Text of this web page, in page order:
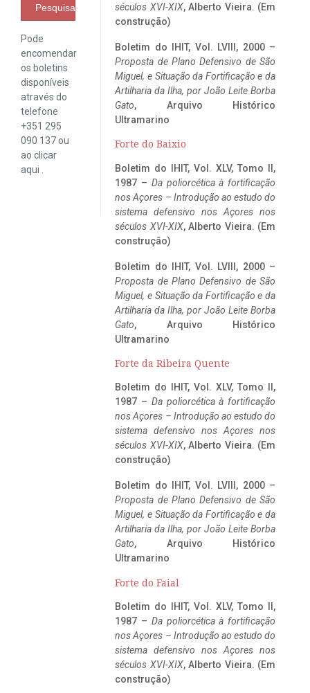
Pesquisar
Pode
encomendar
os boletins
disponíveis
através do
telefone
+351 295
090 137 ou
ao clicar
aqui
séculos XVI-XIX, Alberto Vieira. (Em
construção)
Boletim do IHIT, Vol. LVIII, 2000 –
Proposta de Plano Defensivo de São
Miguel, e Situação da Fortificação e da
Artilharia da Ilha, por João Leite Borba
Gato, Arquivo Histórico
Ultramarino
Forte do Baixio
Boletim do IHIT, Vol. XLV, Tomo II,
1987 – Da poliorcética à fortificação
nos Açores – Introdução ao estudo do
sistema defensivo nos Açores nos
séculos XVI-XIX, Alberto Vieira. (Em
construção)
Boletim do IHIT, Vol. LVIII, 2000 –
Proposta de Plano Defensivo de São
Miguel, e Situação da Fortificação e da
Artilharia da Ilha, por João Leite Borba
Gato, Arquivo Histórico
Ultramarino
Forte da Ribeira Quente
Boletim do IHIT, Vol. XLV, Tomo II,
1987 – Da poliorcética à fortificação
nos Açores – Introdução ao estudo do
sistema defensivo nos Açores nos
séculos XVI-XIX, Alberto Vieira. (Em
construção)
Boletim do IHIT, Vol. LVIII, 2000 –
Proposta de Plano Defensivo de São
Miguel, e Situação da Fortificação e da
Artilharia da Ilha, por João Leite Borba
Gato, Arquivo Histórico
Ultramarino
Forte do Faial
Boletim do IHIT, Vol. XLV, Tomo II,
1987 – Da poliorcética à fortificação
nos Açores – Introdução ao estudo do
sistema defensivo nos Açores nos
séculos XVI-XIX, Alberto Vieira. (Em
construção)